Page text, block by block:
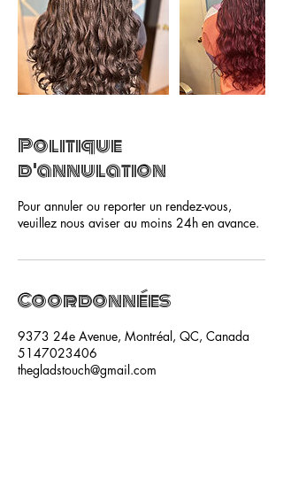
Politique
d'annulation
Pour annuler ou reporter un rendez-vous,
veuillez nous aviser au moins 24h en avance.
Coordonnées
9373 24e Avenue, Montréal, QC, Canada
5147023406
thegladstouch@gmail.com